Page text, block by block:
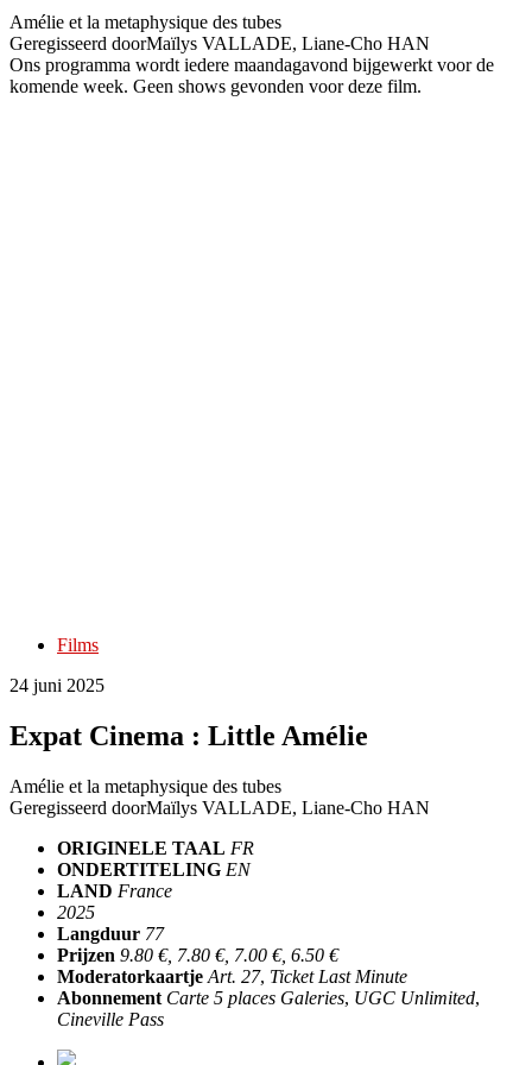
Amélie et la metaphysique des tubes
Geregisseerd doorMaïlys VALLADE, Liane-Cho HAN
Ons programma wordt iedere maandagavond bijgewerkt voor de
komende week. Geen shows gevonden voor deze film.
Films
24 juni 2025
Expat Cinema : Little Amélie
Amélie et la metaphysique des tubes
Geregisseerd doorMaïlys VALLADE, Liane-Cho HAN
ORIGINELE TAAL FR
ONDERTITELING EN
LAND France
2025
Langduur 77
Prijzen 9.80 €, 7.80 €, 7.00 €, 6.50 €
Moderatorkaartje Art. 27, Ticket Last Minute
Abonnement Carte 5 places Galeries, UGC Unlimited,
Cineville Pass